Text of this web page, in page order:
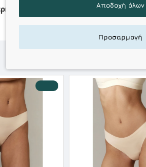
Ποιότητα σε Προσιτές τιμές
-10 %
Αποδοχή όλων
Προσαρμογή